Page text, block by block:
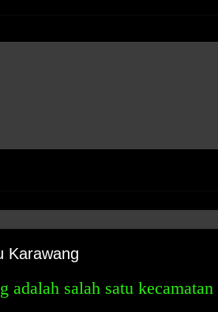
Karawang
adalah salah satu